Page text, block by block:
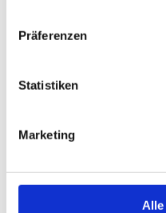
Präferenzen
Statistiken
Marketing
Alle